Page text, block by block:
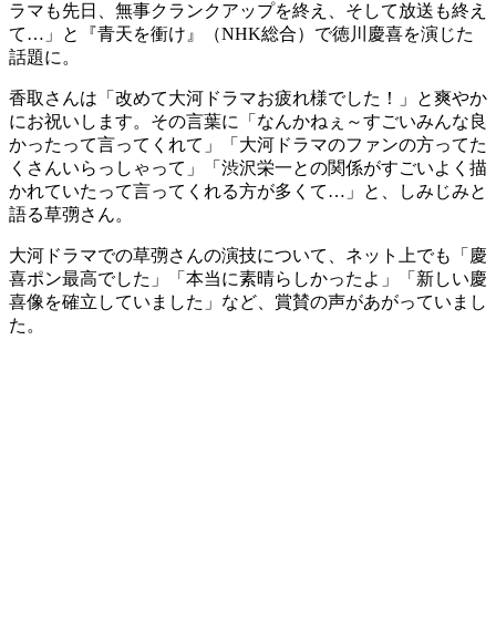
ラマも先日、無事クランクアップを終え、そして放送も終え
て…」と『青天を衝け』（NHK総合）で徳川慶喜を演じた
話題に。
香取さんは「改めて大河ドラマお疲れ様でした！」と爽やか
にお祝いします。その言葉に「なんかねぇ～すごいみんな良
かったって言ってくれて」「大河ドラマのファンの方ってた
くさんいらっしゃって」「渋沢栄一との関係がすごいよく描
かれていたって言ってくれる方が多くて…」と、しみじみと
語る草彅さん。
大河ドラマでの草彅さんの演技について、ネット上でも「慶
喜ポン最高でした」「本当に素晴らしかったよ」「新しい慶
喜像を確立していました」など、賞賛の声があがっていまし
た。